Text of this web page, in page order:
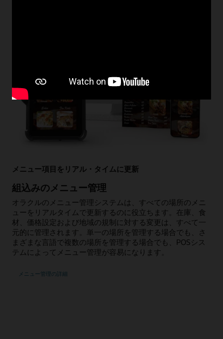
メニュー項目をリアル・タイムに更新
組込みのメニュー管理
オラクルのメニュー管理システムは、すべての場所のメニ
ューをリアルタイムで更新するのに役立ちます。在庫、食
材、価格設定および地域の規制に対する変更は、すべて一
元的に管理されます。単一の場所を管理する場合でも、さ
まざまな言語で複数の場所を管理する場合でも、POSシス
テムによってメニュー管理が容易になります。
メニュー管理の詳細